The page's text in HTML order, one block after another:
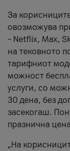
За
овозможува
– Netflix, Max,
на тековното
тарифниот
можност
услуги, со
30 дена, без
засекогаш.
празнична
„На